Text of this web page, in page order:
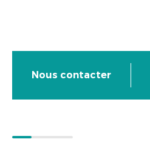
Nous contacter